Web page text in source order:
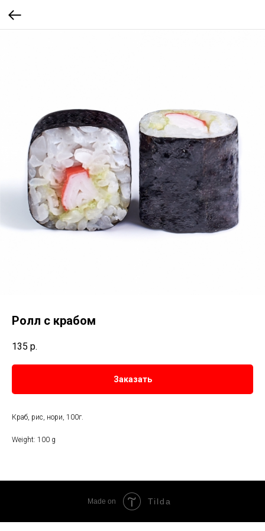
Ролл с крабом
135 р.
Заказать
Краб, рис, нори, 100г.
Weight: 100 g
Made on Tilda